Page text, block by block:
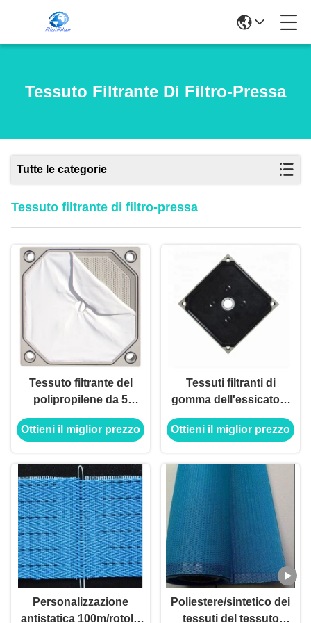
Tessuto Filtrante Di Filtro-Pressa
Tutte le categorie
Tessuto filtrante di filtro-pressa
Tessuto filtrante del
polipropilene da 5
micron
Ottieni il miglior prezzo
Tessuti filtranti di
gomma dell'essicatore
800 x 800 Alkaliproof ad
alta pressione
Ottieni il miglior prezzo
Personalizzazione
antistatica 100m/rotolo
Poliestere/sintetico dei
tessuti del tessuto